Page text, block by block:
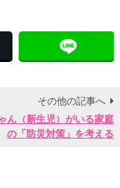
その他の記事へ
ん（新生児）がいる家庭
の「防災対策」を考える